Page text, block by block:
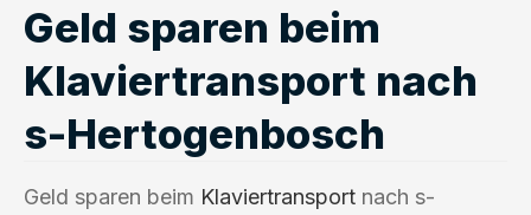
Geld sparen beim
Klaviertransport nach
s-Hertogenbosch
Geld sparen beim Klaviertransport nach s-